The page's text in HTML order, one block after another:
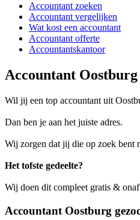
Accountant zoeken
Accountant vergelijken
Wat kost een accountant
Accountant offerte
Accountantskantoor
Accountant Oostburg
Wil jij een top accountant uit
Dan ben je aan het juiste adres.
Wij zorgen dat jij die op zoek bent
Het tofste gedeelte?
Wij doen dit compleet gratis &
Accountant Oostburg